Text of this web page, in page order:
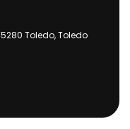
Toledo, Toledo